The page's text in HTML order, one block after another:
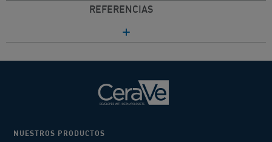
REFERENCIAS
NUESTROS PRODUCTOS